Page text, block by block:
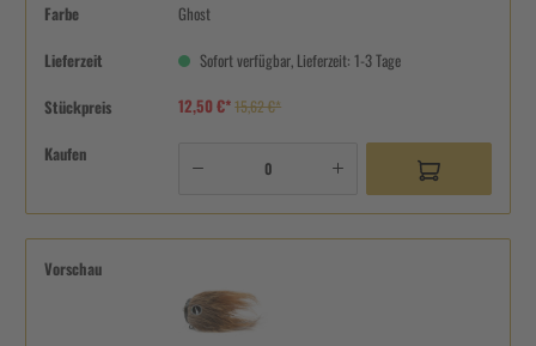
Farbe Ghost
Lieferzeit Sofort verfügbar, Lieferzeit: 1-3 Tage
Stückpreis 12,50 €*15,62 €*
Kaufen
Vorschau